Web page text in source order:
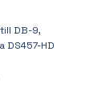
DB-9,
HD